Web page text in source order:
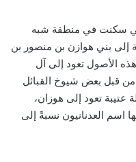
سكنت في منطقة شبه
إلى بني هوازن بن منصور بن
الأصول تعود إلى آل
قبل بعض شيوخ القبائل
عتيبة تعود إلى هوزان،
اسم العدنانيون نسبةً إلى